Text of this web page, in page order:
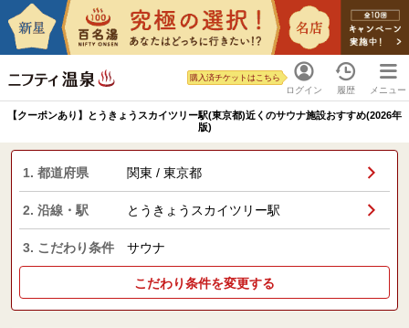
ログイン
購入済チケットはこちら
履歴 メニュー
【クーポンあり】とうきょうスカイツリー駅(東京都)近くのサウナ施設おすすめ(2026年
版)
1. 都道府県 関東 / 東京都
2. 沿線・駅 とうきょうスカイツリー駅
3. こだわり条件 サウナ
こだわり条件を変更する